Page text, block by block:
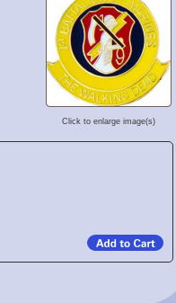
Click to enlarge image(s)